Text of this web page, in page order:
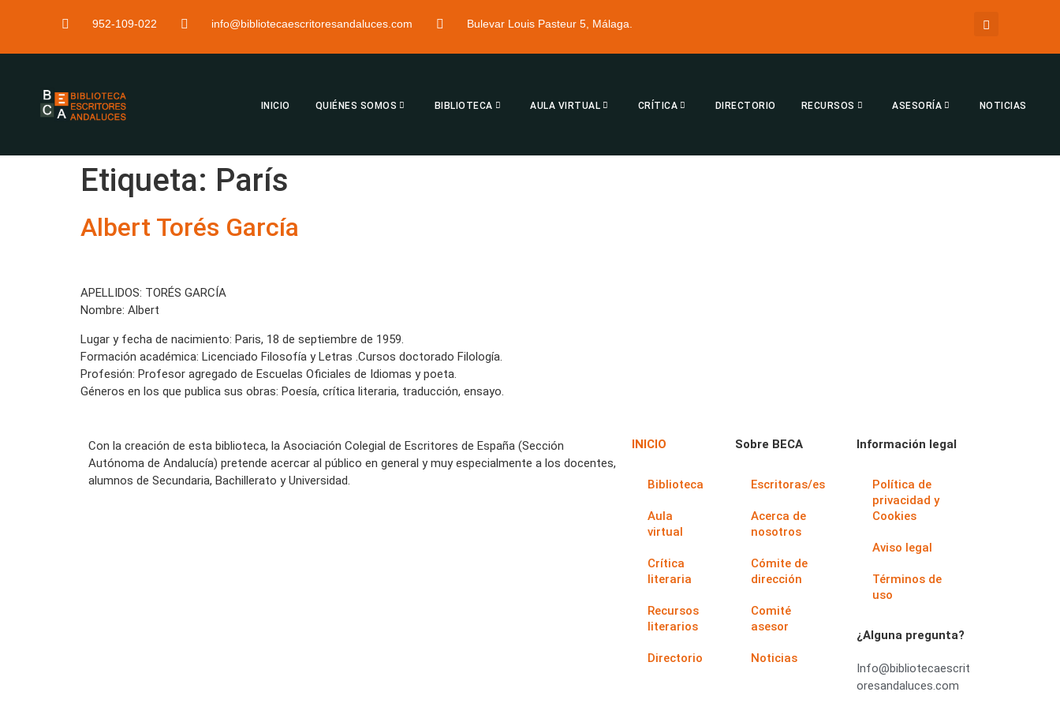
952-109-022 info@bibliotecaescritoresandaluces.com Bulevar Louis Pasteur 5, Málaga.
INICIO QUIÉNES SOMOS BIBLIOTECA AULA VIRTUAL CRÍTICA DIRECTORIO RECURSOS ASESORÍA NOTICIAS
Etiqueta: París
Albert Torés García
APELLIDOS: TORÉS GARCÍA
Nombre: Albert
Lugar y fecha de nacimiento: Paris, 18 de septiembre de 1959.
Formación académica: Licenciado Filosofía y Letras .Cursos doctorado Filología.
Profesión: Profesor agregado de Escuelas Oficiales de Idiomas y poeta.
Géneros en los que publica sus obras: Poesía, crítica literaria, traducción, ensayo.
Con la creación de esta biblioteca, la Asociación Colegial de Escritores de España (Sección
Autónoma de Andalucía) pretende acercar al público en general y muy especialmente a los docentes,
alumnos de Secundaria, Bachillerato y Universidad.
INICIO
Biblioteca
Aula
virtual
Crítica
literaria
Recursos
literarios
Directorio
Sobre BECA
Escritoras/es
Acerca de
nosotros
Cómite de
dirección
Comité
asesor
Noticias
Información legal
Política de
privacidad y
Cookies
Aviso legal
Términos de
uso
¿Alguna pregunta?
Info@bibliotecaescrit
oresandaluces.com